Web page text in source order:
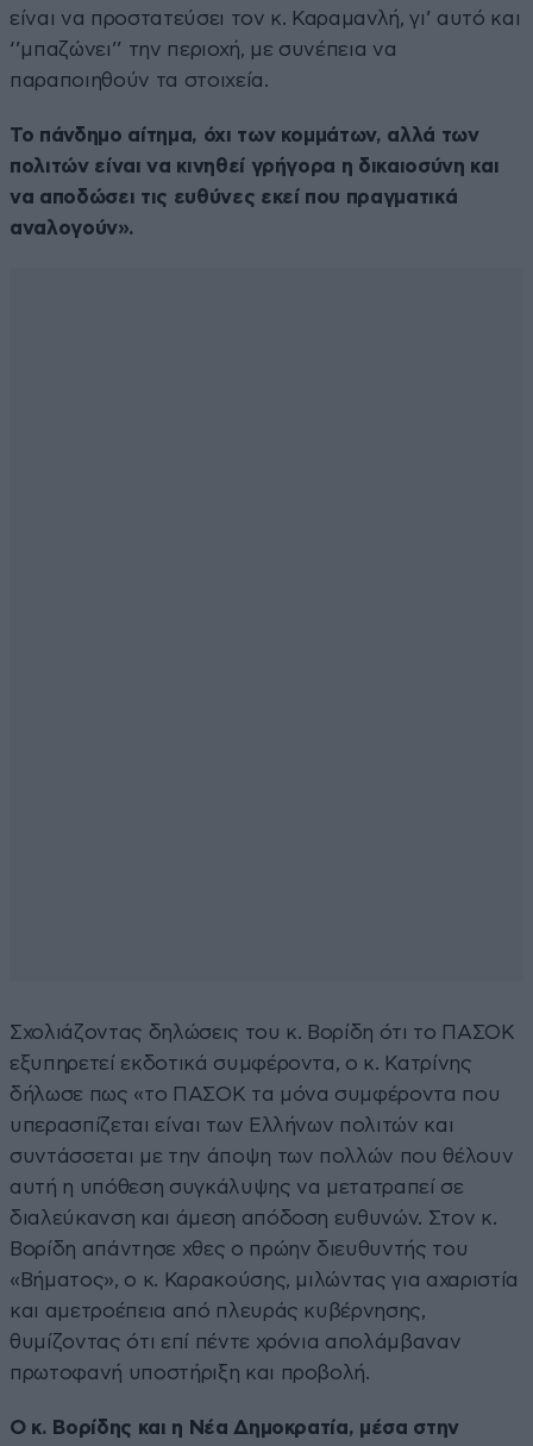
είναι να προστατεύσει τον κ. Καραμανλή, γι’ αυτό και
‘’μπαζώνει’’ την περιοχή, με συνέπεια να
παραποιηθούν τα στοιχεία.
Το πάνδημο αίτημα, όχι των κομμάτων, αλλά των
πολιτών είναι να κινηθεί γρήγορα η δικαιοσύνη και
να αποδώσει τις ευθύνες εκεί που πραγματικά
αναλογούν».
Σχολιάζοντας δηλώσεις του κ. Βορίδη ότι το ΠΑΣΟΚ
εξυπηρετεί εκδοτικά συμφέροντα, ο κ. Κατρίνης
δήλωσε πως «το ΠΑΣΟΚ τα μόνα συμφέροντα που
υπερασπίζεται είναι των Ελλήνων πολιτών και
συντάσσεται με την άποψη των πολλών που θέλουν
αυτή η υπόθεση συγκάλυψης να μετατραπεί σε
διαλεύκανση και άμεση απόδοση ευθυνών. Στον κ.
Βορίδη απάντησε χθες ο πρώην διευθυντής του
«Βήματος», ο κ. Καρακούσης, μιλώντας για αχαριστία
και αμετροέπεια από πλευράς κυβέρνησης,
θυμίζοντας ότι επί πέντε χρόνια απολάμβαναν
πρωτοφανή υποστήριξη και προβολή.
Ο κ. Βορίδης και η Νέα Δημοκρατία, μέσα στην